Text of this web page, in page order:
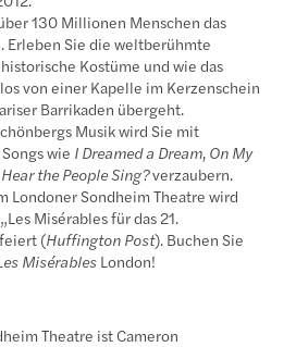
130 Millionen Menschen das
Erleben Sie die weltberühmte
Kostüme und wie das
von einer Kapelle im Kerzenschein
Barrikaden übergeht.
Musik wird Sie mit
wie I Dreamed a Dream, On My
the People Sing?verzaubern.
Londoner Sondheim Theatre wird
Misérables für das 21.
(Huffington Post). Buchen Sie
Misérables London!
Theatre ist Cameron